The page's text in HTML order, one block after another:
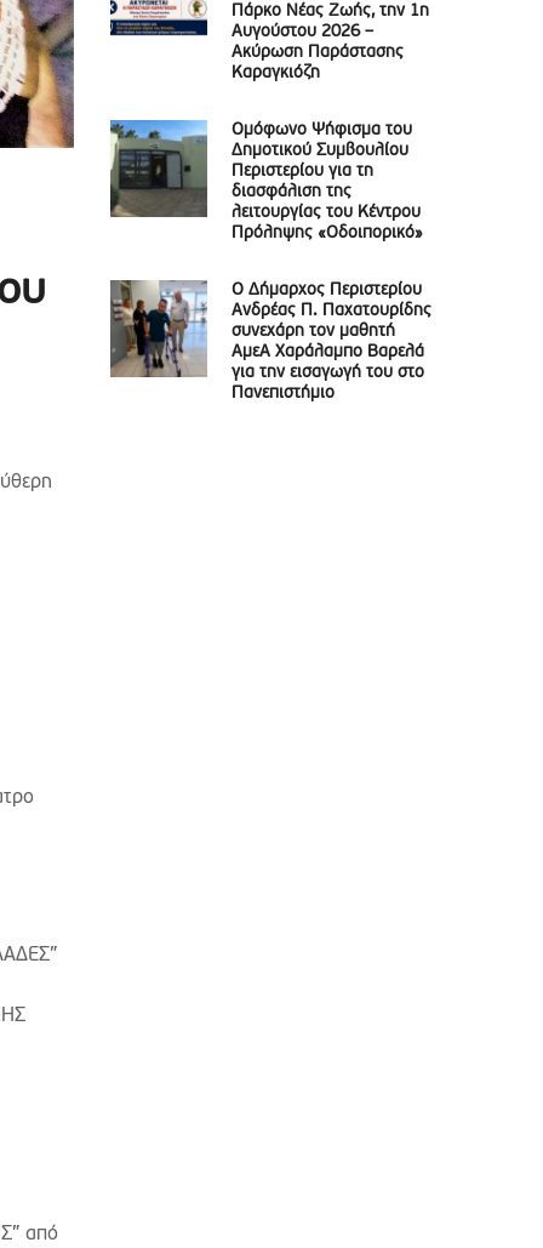
από
Πάρκο Νέας Ζωής, την 1η
Αυγούστου 2026 –
Ακύρωση Παράστασης
Καραγκιόζη
Ομόφωνο Ψήφισμα του
Δημοτικού Συμβουλίου
Περιστερίου για τη
διασφάλιση της
λειτουργίας του Κέντρου
Πρόληψης «Οδοιπορικό»
Ο Δήμαρχος Περιστερίου
Ανδρέας Π. Παχατουρίδης
συνεχάρη τον μαθητή
ΑμεΑ Χαράλαμπο Βαρελά
για την εισαγωγή του στο
Πανεπιστήμιο